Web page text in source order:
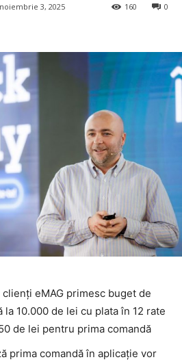
noiembrie 3, 2025 0
160
eMAG primesc buget de
la 10.000 de lei cu plata în 12 rate
de lei pentru prima comandă
prima comandă în aplicație vor